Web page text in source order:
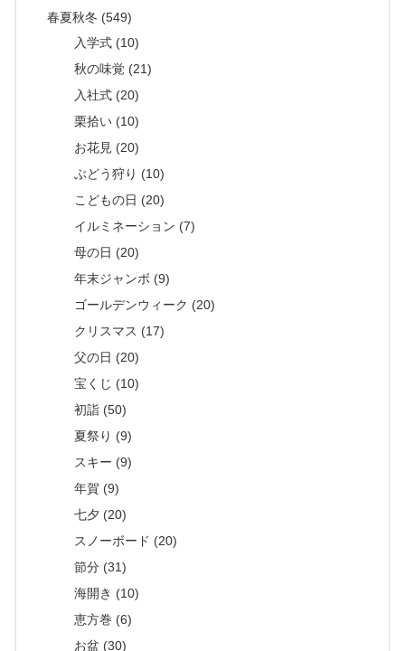
春夏秋冬 (549)
入学式 (10)
秋の味覚 (21)
入社式 (20)
栗拾い (10)
お花見 (20)
ぶどう狩り (10)
こどもの日 (20)
イルミネーション (7)
母の日 (20)
年末ジャンボ (9)
ゴールデンウィーク (20)
クリスマス (17)
父の日 (20)
宝くじ (10)
初詣 (50)
夏祭り (9)
スキー (9)
年賀 (9)
七夕 (20)
スノーボード (20)
節分 (31)
海開き (10)
恵方巻 (6)
お盆 (30)